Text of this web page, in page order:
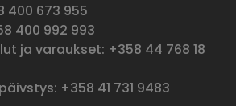
400 673 955
400 992 993
ja varaukset: +358 44 768 18
+358 41 731 9483